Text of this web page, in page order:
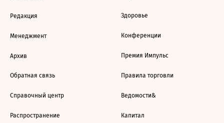
Редакция
Менеджмент
Архив
Обратная связь
Справочный центр
Распространение
Здоровье
Конференции
Премия Импульс
Правила торговли
Ведомости&
Капитал